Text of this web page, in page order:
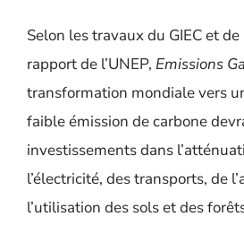
Selon les travaux du GIEC et de
rapport de l’UNEP, Emissions
transformation mondiale vers
faible émission de carbone
investissements dans
l’électricité, des transports, de
l’utilisation des sols et des